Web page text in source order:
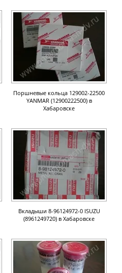
Поршневые кольца 129002-22500
YANMAR (12900222500) в
Хабаровске
Вкладыши 8-96124972-0 ISUZU
(8961249720) в Хабаровске